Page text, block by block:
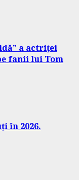
a actriței
fanii lui Tom
în 2026.